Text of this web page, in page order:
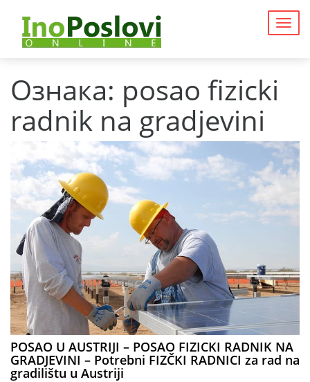
Ознака: posao fizicki
radnik na gradjevini
POSAO U AUSTRIJI – POSAO FIZICKI RADNIK NA
GRADJEVINI – Potrebni FIZČKI RADNICI za rad na
gradilištu u Austriji